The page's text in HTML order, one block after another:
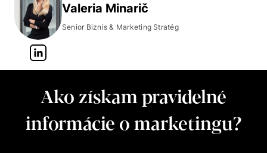
Valeria Minarič
Senior Biznis & Marketing Stratég
Ako získam pravidelné
informácie o marketingu?